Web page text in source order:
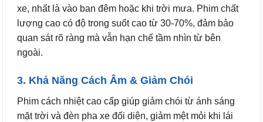
xe, nhất là vào ban đêm hoặc khi trời mưa. Phim chất
lượng cao có độ trong suốt cao từ 30-70%, đảm bảo
quan sát rõ ràng mà vẫn hạn chế tầm nhìn từ bên
ngoài.
3. Khả Năng Cách Âm & Giảm Chói
Phim cách nhiệt cao cấp giúp giảm chói từ ánh sáng
mặt trời và đèn pha xe đối diện, giảm mệt mỏi khi lái